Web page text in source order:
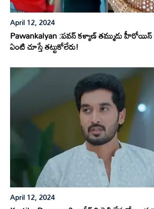
April 12, 2024
Pawankalyan :పవన్ కళ్యాణ్ తమ్ముడు
ఏంటి చూస్తే తట్టుకోలేరు!
April 12, 2024